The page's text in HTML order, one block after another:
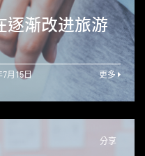
逐渐改进旅游
7月15日 更多
分享